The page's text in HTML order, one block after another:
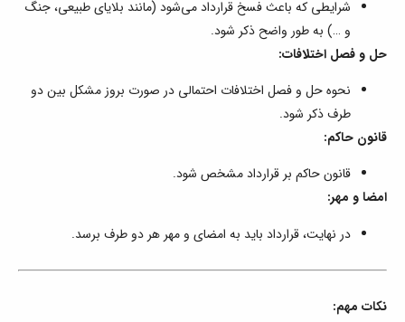
شرایطی که باعث فسخ قرارداد می‌شود (مانند بلایای طبیعی، جنگ
و …) به طور واضح ذکر شود.
حل و فصل اختلافات:
نحوه حل و فصل اختلافات احتمالی در صورت بروز مشکل بین دو
طرف ذکر شود.
قانون حاکم:
قانون حاکم بر قرارداد مشخص شود.
امضا و مهر:
در نهایت، قرارداد باید به امضای و مهر هر دو طرف برسد.
نکات مهم: